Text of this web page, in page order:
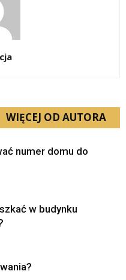
WIĘCEJ OD AUTORA
numer domu do
w budynku